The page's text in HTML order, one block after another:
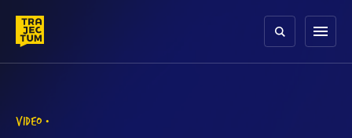
content
menu
VIDEO